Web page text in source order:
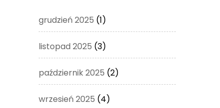
grudzień 2025 (1)
listopad 2025 (3)
październik 2025 (2)
wrzesień 2025 (4)